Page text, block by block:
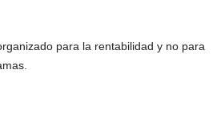
para la rentabilidad y no para